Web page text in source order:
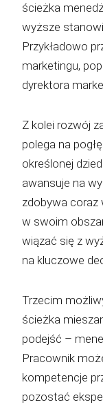
ścieżka
wyższe
Przykładowo
marketingu,
dyrektora
Z kolei rozwój
polega na
określonej
awansuje na
zdobywa coraz
w swoim
wiązać się z
na kluczowe
Trzecim
ścieżka
podejść –
Pracownik
kompetencje
pozostać